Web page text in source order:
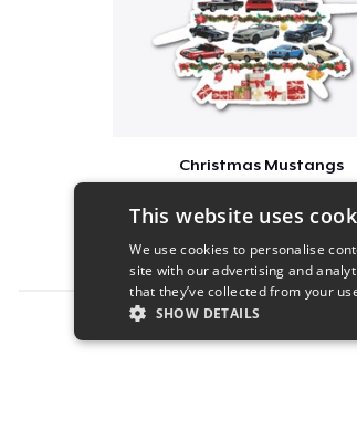
Christmas Mustangs
This website uses
We use cookies to personalise
site with our advertising and
that they’ve collected from your
SHOW DETAILS